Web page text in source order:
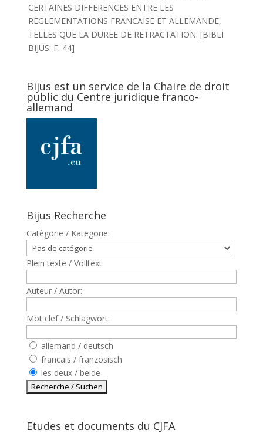
CERTAINES DIFFERENCES ENTRE LES
REGLEMENTATIONS FRANCAISE ET ALLEMANDE,
TELLES QUE LA DUREE DE RETRACTATION. [BIBLI
BIJUS: F. 44]
Bijus est un service de la Chaire de droit
public du Centre juridique franco-
allemand
Bijus Recherche
Catègorie / Kategorie:
Plein texte / Volltext:
Auteur / Autor:
Mot clef / Schlagwort:
allemand / deutsch
francais / französisch
les deux / beide
Etudes et documents du CJFA